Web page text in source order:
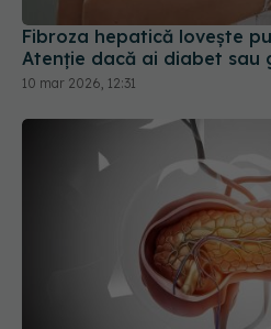
Cinci obiceiuri zilnice care